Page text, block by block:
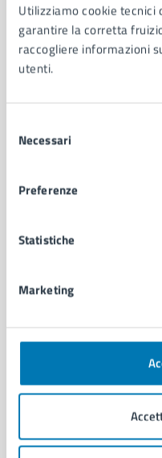
Utilizziamo cookie tecnici
garantire la corretta
raccogliere informazioni
utenti.
delNecessari
Preferenze
Statistiche
Marketing
AMMINISTRAZIONE
Aree amministrative
Organi di governo
Municipalità
Politici
Intranet, posta aziendale e
CATEGORIE DI SERVIZIO
Anagrafe e stato civile
Giustizia e sicurezza
Salute, benessere e
Servizi Cimiteriali